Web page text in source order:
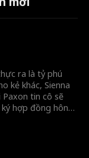
ra là tỷ phú
kẻ khác, Sienna
Paxon tin cô sẽ
ký hợp đồng hôn